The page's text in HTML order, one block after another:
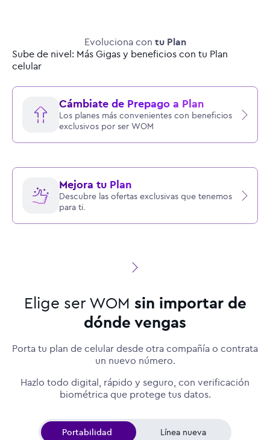
Evoluciona con tu Plan
Sube de nivel: Más Gigas y beneficios con tu Plan
celular
Cámbiate de Prepago a Plan
Los planes más convenientes con beneficios
exclusivos por ser WOM
Mejora tu Plan
Descubre las ofertas exclusivas que tenemos
para ti.
Elige ser WOM sin importar de
dónde vengas
Porta tu plan de celular desde otra compañía o contrata
un nuevo número.
Hazlo todo digital, rápido y seguro, con verificación
biométrica que protege tus datos.
Portabilidad Línea nueva